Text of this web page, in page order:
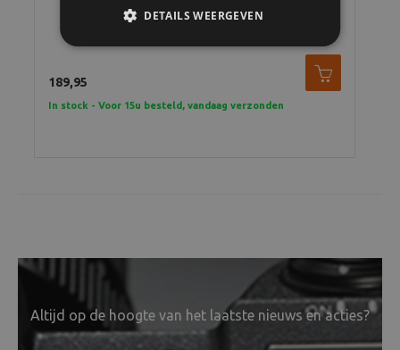
GROBET SP-12 Pasfototang 45x35mm (horizontale
uitsnit)
189,95
In stock - Voor 15u besteld, vandaag verzonden
Altijd op de hoogte van het laatste nieuws en acties?
DETAILS WEERGEVEN